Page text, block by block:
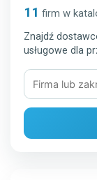
11 firm w
Znajdź
usługowe dla
Szukaj
firmy
lub